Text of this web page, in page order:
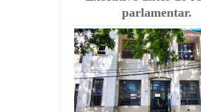
parlamentar.